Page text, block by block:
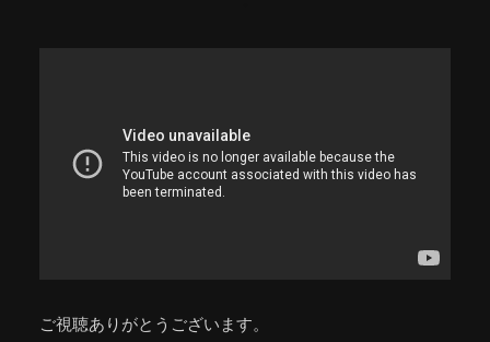
ご視聴ありがとうございます。